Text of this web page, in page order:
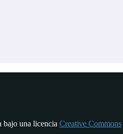
bajo una licencia Creative Commons